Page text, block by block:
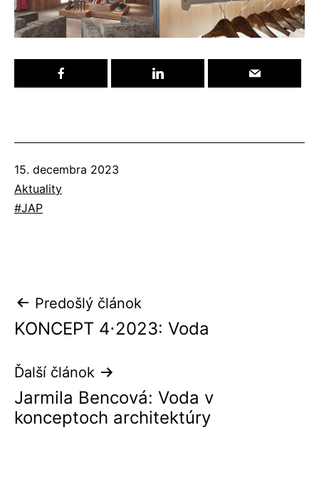
Publikované
15. decembra 2023
Kategorizované
ako
Aktuality
Označené
JAP
Navigácia
v
článku
Predošlý článok
KONCEPT 4⋅2023: Voda
Ďalší článok
Jarmila Bencová: Voda v
konceptoch architektúry